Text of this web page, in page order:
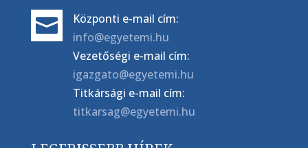

Központi e-mail cím:
info@egyetemi.hu
Vezetőségi e-mail cím:
igazgato@egyetemi.hu
Titkársági e-mail cím:
titkarsag@egyetemi.hu